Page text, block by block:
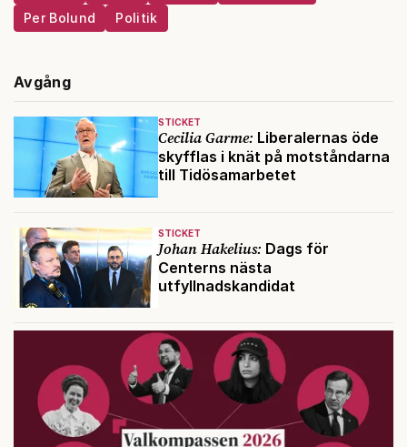
Per Bolund
Politik
Avgång
STICKET
Cecilia Garme: Liberalernas öde
skyfflas i knät på motståndarna
till Tidösamarbetet
STICKET
Johan Hakelius: Dags för
Centerns nästa
utfyllnadskandidat